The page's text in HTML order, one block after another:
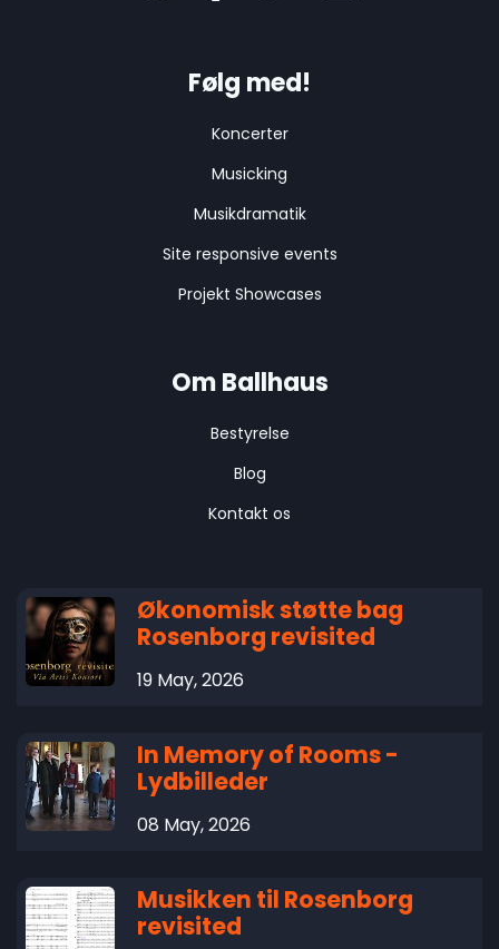
Følg med!
Koncerter
Musicking
Musikdramatik
Site responsive events
Projekt Showcases
Om Ballhaus
Bestyrelse
Blog
Kontakt os
Økonomisk støtte bag
Rosenborg revisited
19 May, 2026
In Memory of Rooms -
Lydbilleder
08 May, 2026
Musikken til Rosenborg
revisited